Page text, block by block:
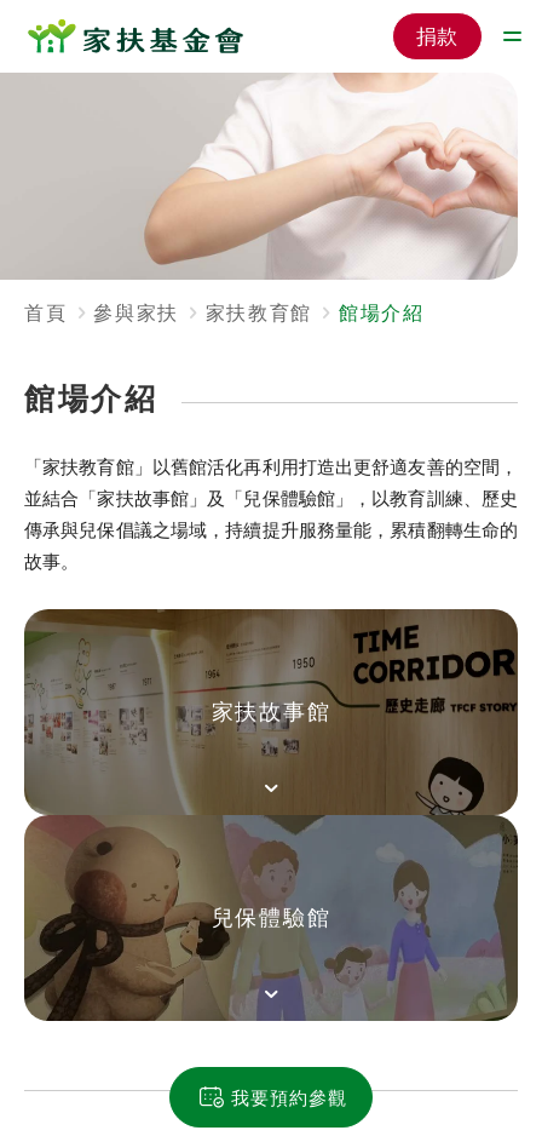
捐款
首頁 參與家扶 家扶教育館 館場介紹
館場介紹
「家扶教育館」以舊館活化再利用打造出更舒適友善的空間，
並結合「家扶故事館」及「兒保體驗館」，以教育訓練、歷史
傳承與兒保倡議之場域，持續提升服務量能，累積翻轉生命的
故事。
家扶故事館
兒保體驗館
我要預約參觀